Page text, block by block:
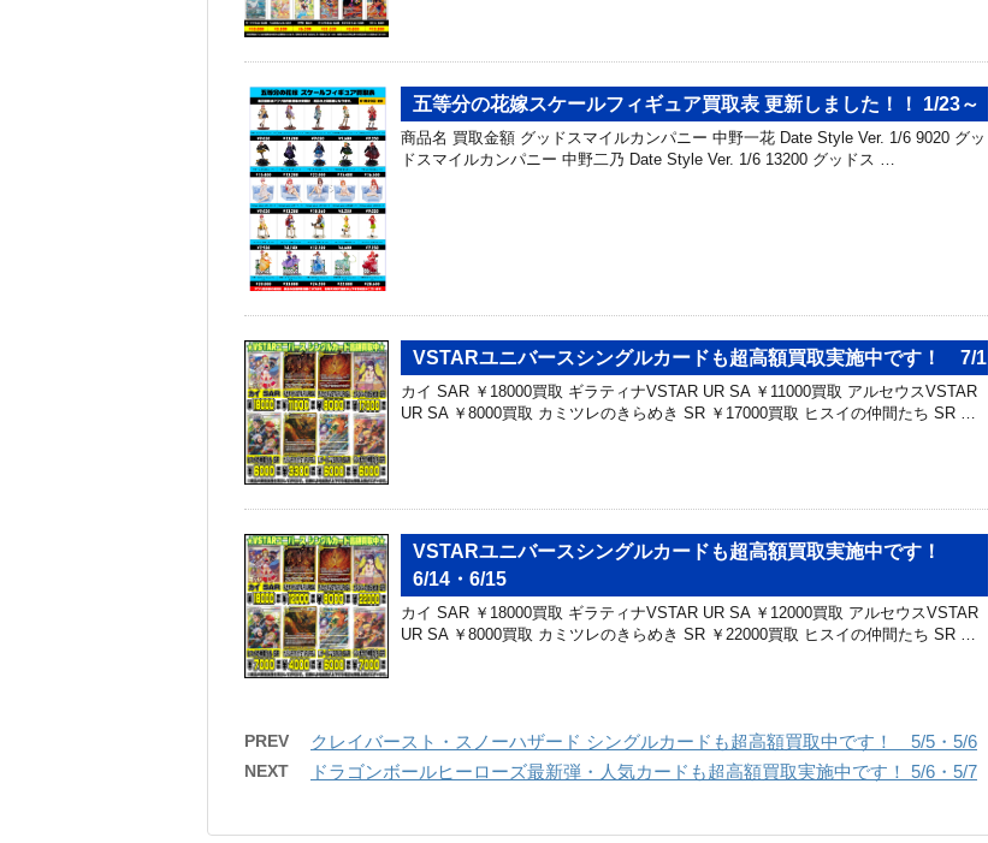
五等分の花嫁スケールフィギュア買取表 更新しました！！ 1/23～
商品名 買取金額 グッドスマイルカンパニー 中野一花 Date Style Ver. 1/6 9020 グッ
ドスマイルカンパニー 中野二乃 Date Style Ver. 1/6 13200 グッドス …
VSTARユニバースシングルカードも超高額買取実施中です！ 7/1
カイ SAR ￥18000買取 ギラティナVSTAR UR SA ￥11000買取 アルセウスVSTAR
UR SA ￥8000買取 カミツレのきらめき SR ￥17000買取 ヒスイの仲間たち SR …
VSTARユニバースシングルカードも超高額買取実施中です！
6/14・6/15
カイ SAR ￥18000買取 ギラティナVSTAR UR SA ￥12000買取 アルセウスVSTAR
UR SA ￥8000買取 カミツレのきらめき SR ￥22000買取 ヒスイの仲間たち SR …
PREV クレイバースト・スノーハザード シングルカードも超高額買取中です！ 5/5・5/6
NEXT ドラゴンボールヒーローズ最新弾・人気カードも超高額買取実施中です！ 5/6・5/7